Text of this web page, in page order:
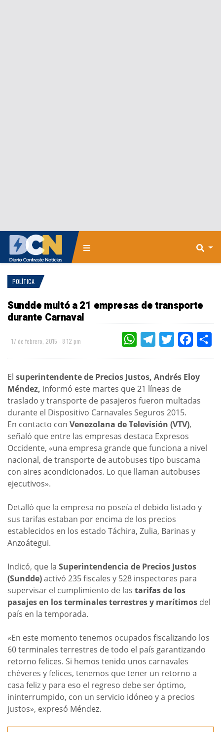
POLÍTICA
Sundde multó a 21 empresas de transporte
durante Carnaval
17 de febrero, 2015 - 8:12 pm WHATSAPPTELEGRAMTWITTER
El superintendente de Precios Justos, Andrés Eloy
Méndez, informó este martes que 21 líneas de
traslado y transporte de pasajeros fueron multadas
durante el Dispositivo Carnavales Seguros 2015.
En contacto con Venezolana de Televisión (VTV),
señaló que entre las empresas destaca Expresos
Occidente, «una empresa grande que funciona a nivel
nacional, de transporte de autobuses tipo buscama
con aires acondicionados. Lo que llaman autobuses
ejecutivos».
Detalló que la empresa no poseía el debido listado y
sus tarifas estaban por encima de los precios
establecidos en los estado Táchira, Zulia, Barinas y
Anzoátegui.
Indicó, que la Superintendencia de Precios Justos
(Sundde)activó 235 fiscales y 528 inspectores para
supervisar el cumplimiento de las tarifas de los
pasajes en los terminales terrestres y marítimos del
país en la temporada.
«En este momento tenemos ocupados fiscalizando los
60 terminales terrestres de todo el país garantizando
retorno felices. Si hemos tenido unos carnavales
chéveres y felices, tenemos que tener un retorno a
casa feliz y para eso el regreso debe ser óptimo,
ininterrumpido, con un servicio idóneo y a precios
justos», expresó Méndez.